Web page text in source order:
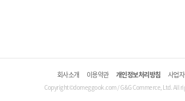
회사소개 이용약관 개인정보처리방침 사업
Copyright©domeggook.com / G&G Commerce, Ltd. All